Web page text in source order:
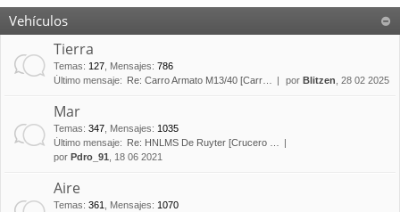
Vehículos
Tierra
Temas: 127 Mensajes: 786
Último mensaje:
Re: Carro Armato M13/40 [Carr… por Blitzen , 28 02 2025
Mar
Temas: 347 Mensajes: 1035
Último mensaje:
Re: HNLMS De Ruyter [Crucero …
por Pdro_91 , 18 06 2021
Aire
Temas: 361 Mensajes: 1070